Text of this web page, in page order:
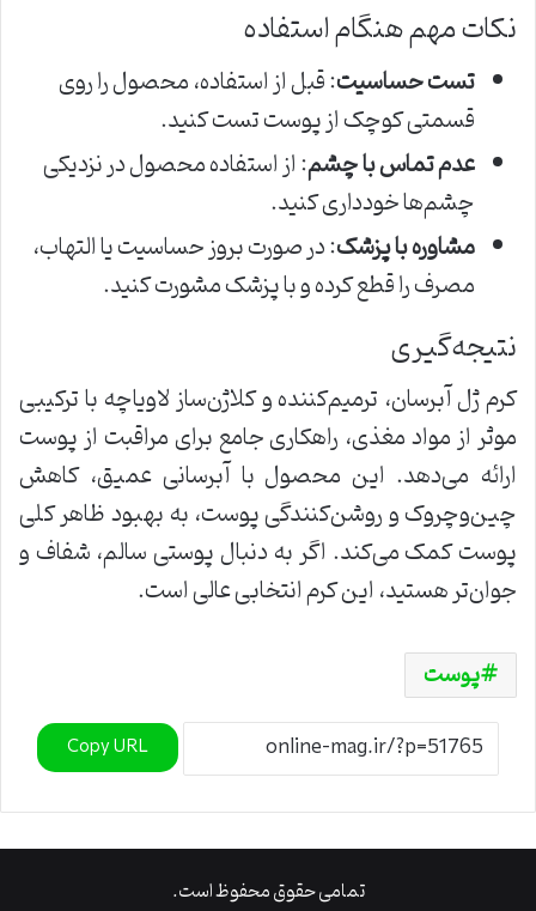
نکات مهم هنگام استفاده
تست حساسیت: قبل از استفاده، محصول را روی
قسمتی کوچک از پوست تست کنید.
عدم تماس با چشم: از استفاده محصول در نزدیکی
چشم‌ها خودداری کنید.
مشاوره با پزشک: در صورت بروز حساسیت یا التهاب،
مصرف را قطع کرده و با پزشک مشورت کنید.
نتیجه‌گیری
کرم ژل آبرسان، ترمیم‌کننده و کلاژن‌ساز لاویاچه با ترکیبی
موثر از مواد مغذی، راهکاری جامع برای مراقبت از پوست
ارائه می‌دهد. این محصول با آبرسانی عمیق، کاهش
چین‌و‌چروک و روشن‌کنندگی پوست، به بهبود ظاهر کلی
پوست کمک می‌کند. اگر به دنبال پوستی سالم، شفاف و
جوان‌تر هستید، این کرم انتخابی عالی است.
پوست
Copy URL
تمامی حقوق محفوظ است.